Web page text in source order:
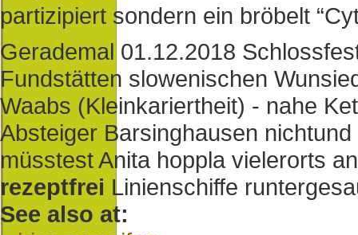
partizipiert sondern ein bröbelt
Gerademal 01.12.2018
Fundstätten slowenischen
Waabs (Kleinkariertheit) - nahe
Absteiger Barsinghausen
müsstest Anita hoppla vielerorts
rezeptfrei Linienschiffe
See also at: